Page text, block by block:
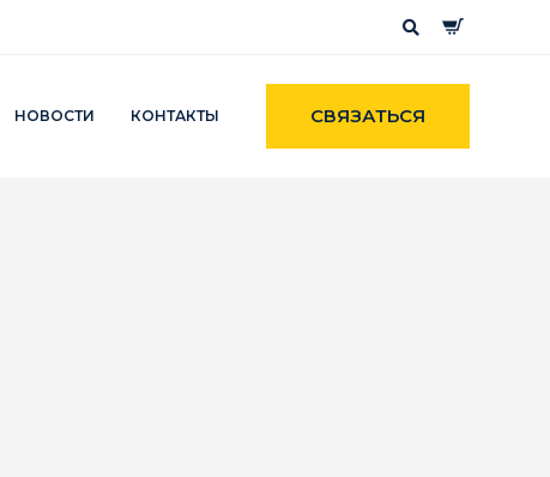
НОВОСТИ КОНТАКТЫ СВЯЗАТЬСЯ